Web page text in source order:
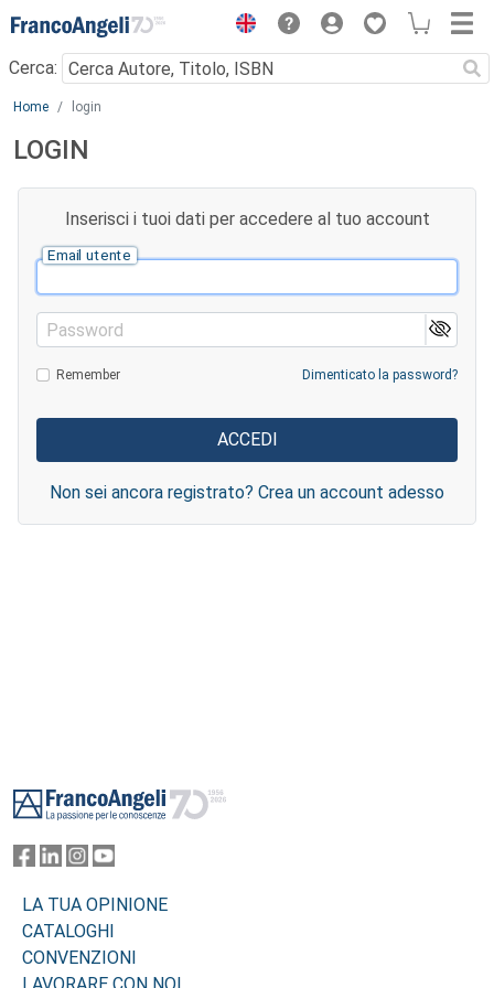
Menu
Cerca:
Main content
Home login
LOGIN
Inserisci i tuoi dati per accedere al tuo account
Email utente
Password
Remember Dimenticato la password?
Non sei ancora registrato? Crea un account adesso
LA TUA OPINIONE
CATALOGHI
CONVENZIONI